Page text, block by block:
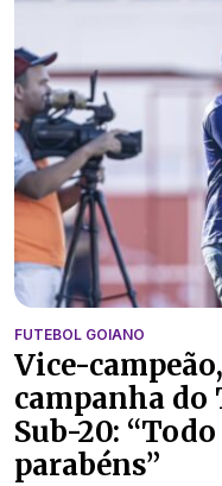
FUTEBOL GOIANO
Vice-
campanha do
Sub-20:
parabéns”